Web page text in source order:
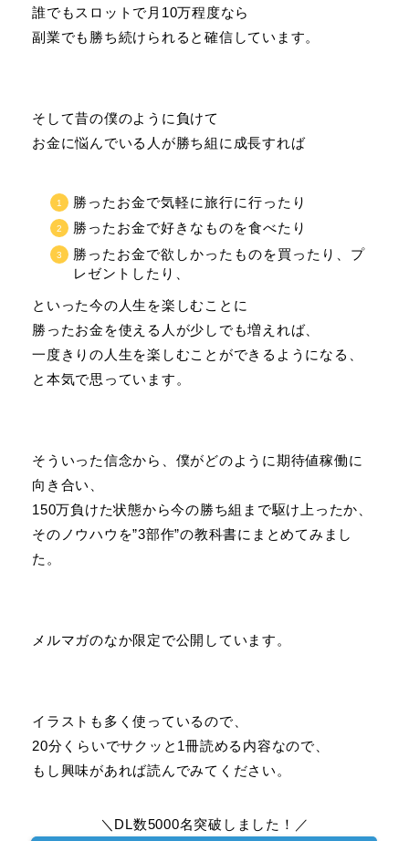
誰でもスロットで月10万程度なら
副業でも勝ち続けられると確信しています。
そして昔の僕のように負けて
お金に悩んでいる人が勝ち組に成長すれば
勝ったお金で気軽に旅行に行ったり
勝ったお金で好きなものを食べたり
勝ったお金で欲しかったものを買ったり、プ
レゼントしたり、
といった今の人生を楽しむことに
勝ったお金を使える人が少しでも増えれば、
一度きりの人生を楽しむことができるようになる、
と本気で思っています。
そういった信念から、僕がどのように期待値稼働に
向き合い、
150万負けた状態から今の勝ち組まで駆け上ったか、
そのノウハウを”3部作”の教科書にまとめてみまし
た。
メルマガのなか限定で公開しています。
イラストも多く使っているので、
20分くらいでサクッと1冊読める内容なので、
もし興味があれば読んでみてください。
＼DL数5000名突破しました！／